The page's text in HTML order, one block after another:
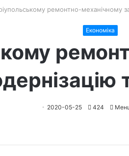
ремонтно-механічному
Економіка
2020-05-25 424